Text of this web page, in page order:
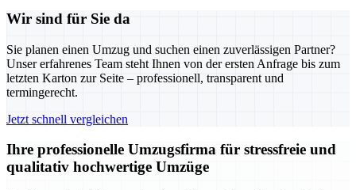
Wir sind für Sie da
Sie planen einen Umzug und suchen einen zuverlässigen Partner?
Unser erfahrenes Team steht Ihnen von der ersten Anfrage bis zum
letzten Karton zur Seite – professionell, transparent und
termingerecht.
Jetzt schnell vergleichen
Ihre professionelle Umzugsfirma für stressfreie und
qualitativ hochwertige Umzüge